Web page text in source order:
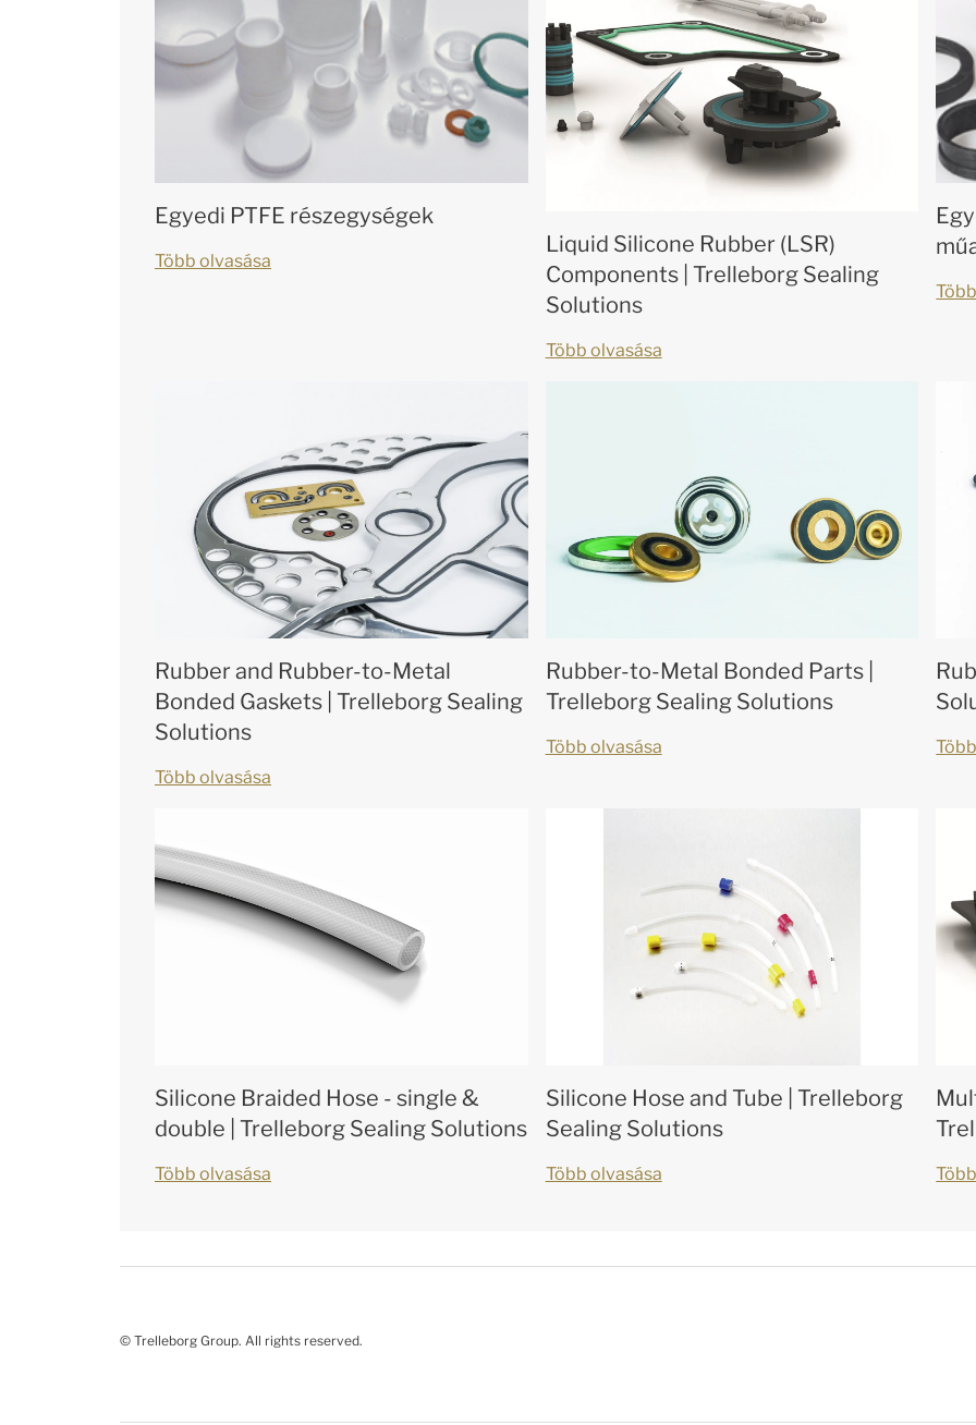
Egyedi PTFE részegységek
Több olvasása
Liquid Silicone Rubber (LSR)
Components | Trelleborg Sealing
Solutions
Több olvasása
Rubber and Rubber-to-Metal
Bonded Gaskets | Trelleborg Sealing
Solutions
Több olvasása
Rubber-to-Metal Bonded Parts |
Trelleborg Sealing Solutions
Több olvasása
Silicone Braided Hose - single &
double | Trelleborg Sealing Solutions
Több olvasása
Silicone Hose and Tube | Trelleborg
Sealing Solutions
Több olvasása
© Trelleborg Group. All rights reserved.